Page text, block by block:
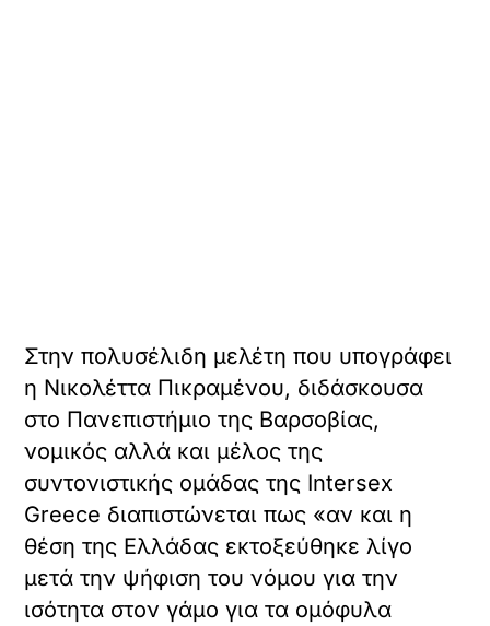
Στην πολυσέλιδη μελέτη που υπογράφει
η Νικολέττα Πικραμένου, διδάσκουσα
στο Πανεπιστήμιο της Βαρσοβίας,
νομικός αλλά και μέλος της
συντονιστικής ομάδας της Intersex
Greece διαπιστώνεται πως «αν και η
θέση της Ελλάδας εκτοξεύθηκε λίγο
μετά την ψήφιση του νόμου για την
ισότητα στον γάμο για τα ομόφυλα